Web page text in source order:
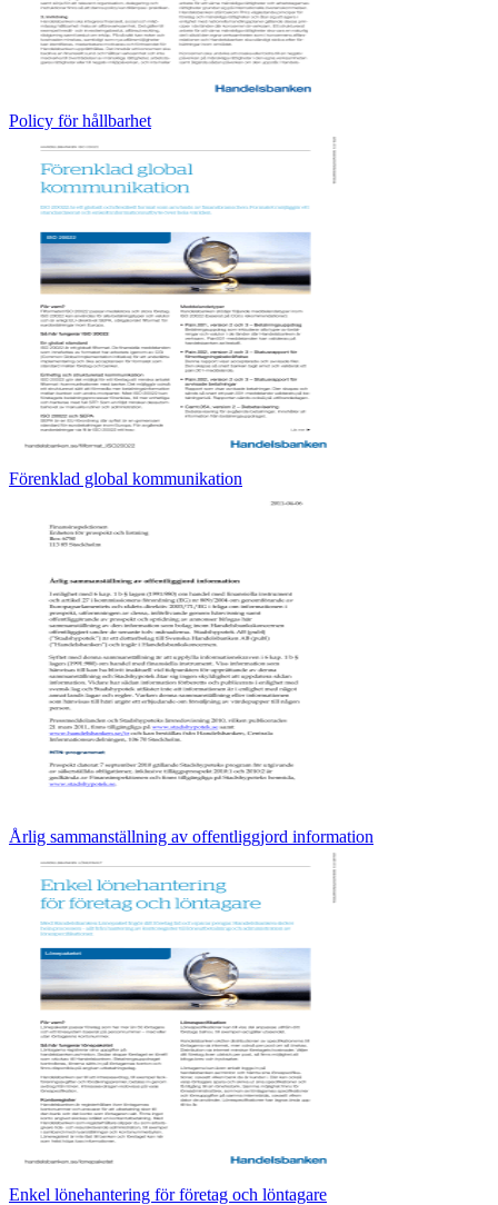
Policy för hållbarhet
Förenklad global kommunikation
Årlig sammanställning av offentliggjord information
Enkel lönehantering för företag och löntagare